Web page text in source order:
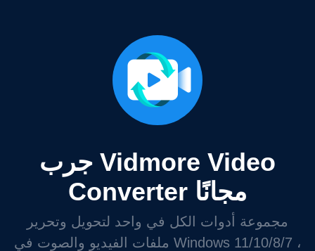
جرب Vidmore Video
Converter مجانًا
مجموعة أدوات الكل في واحد لتحويل وتحرير
ملفات الفيديو والصوت في Windows 11/10/8/7 ،